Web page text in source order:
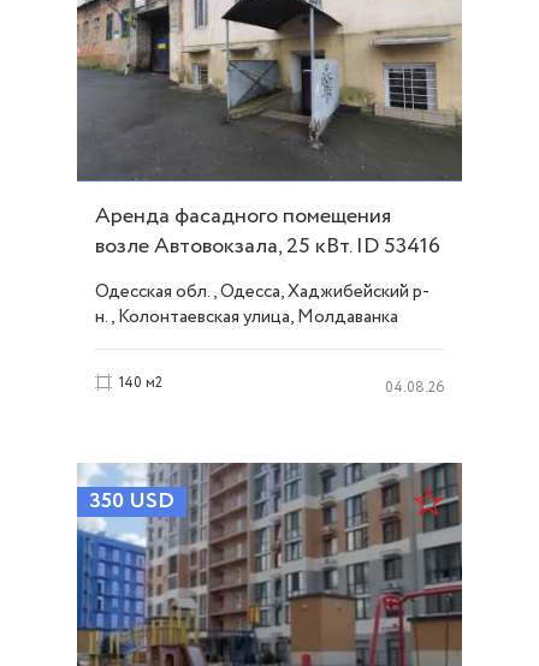
Аренда фасадного помещения
возле Автовокзала, 25 кВт. ID 53416
Одесская обл., Одесса, Хаджибейский р-
н., Колонтаевская улица, Молдаванка
140 м2 04.08.26
350 USD